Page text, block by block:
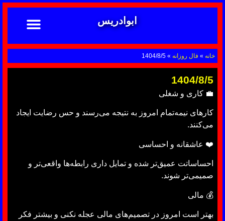
ابوادریس
خانه » فال روزانه »
1404/8/5
1404/8/5
💼 کاری و شغلی
کارهای نیمه‌تمام امروز به نتیجه می‌رسند و حس رضایت ایجاد
می‌کنند.
❤️ عاشقانه و احساسی
احساساتت عمیق‌تر شده و تمایل داری رابطه‌ها واقعی‌تر و
صمیمی‌تر شوند.
💰 مالی
بهتر است امروز در تصمیم‌های مالی عجله نکنی و بیشتر فکر